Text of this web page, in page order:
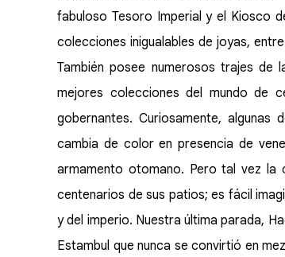
fabuloso Tesoro Imperial y el Kiosco
colecciones inigualables de joyas,
También posee numerosos trajes
mejores colecciones del mundo de
gobernantes. Curiosamente,
cambia de color en presencia de
armamento otomano. Pero tal vez la
centenarios de sus patios; es fácil
y del imperio. Nuestra última parada,
Estambul que nunca se convirtió en